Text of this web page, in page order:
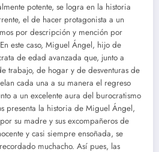
potente, se logra en la historia
el de hacer protagonista a un
por descripción y mención por
este caso, Miguel Ángel, hijo de
de edad avanzada que, junto a
trabajo, de hogar y de desventuras de
cada una a su manera el regreso
a un excelente aura del burocratismo
presenta la historia de Miguel Ángel,
su madre y sus excompañeros de
y casi siempre ensoñada, se
muchacho. Así pues, las